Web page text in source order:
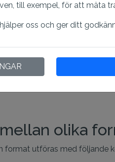
privat nyckel
pkcs12 -export -out
CA-intermediära certifikat:
olika
format utföras med följande
till exempel, för att mäta
oss och ger ditt